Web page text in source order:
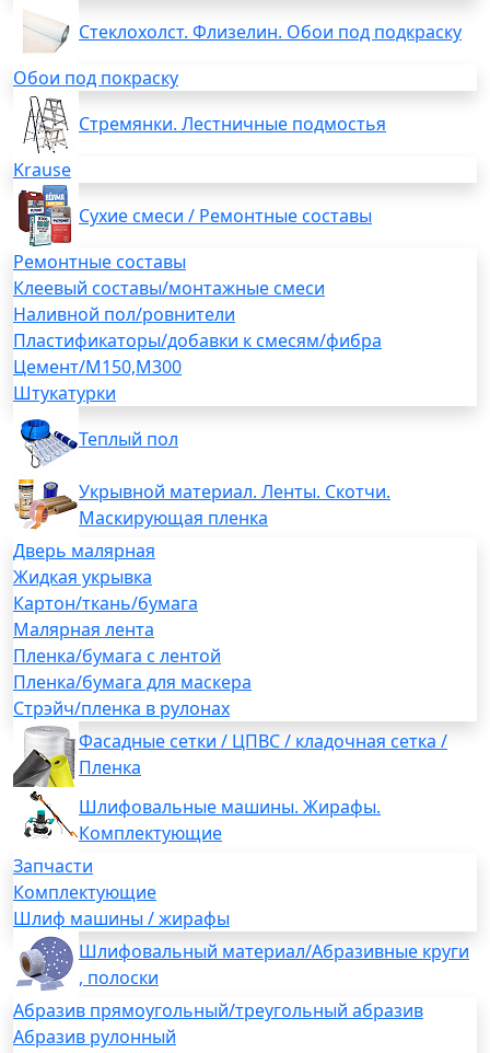
Стеклохолст. Флизелин. Обои под подкраску
Обои под покраску
Стремянки. Лестничные подмостья
Krause
Сухие смеси / Ремонтные составы
Ремонтные составы
Клеевый составы/монтажные смеси
Наливной пол/ровнители
Пластификаторы/добавки к смесям/фибра
Цемент/М150,М300
Штукатурки
Теплый пол
Укрывной материал. Ленты. Скотчи.
Маскирующая пленка
Дверь малярная
Жидкая укрывка
Картон/ткань/бумага
Малярная лента
Пленка/бумага с лентой
Пленка/бумага для маскера
Стрэйч/пленка в рулонах
Фасадные сетки / ЦПВС / кладочная сетка /
Пленка
Шлифовальные машины. Жирафы.
Комплектующие
Запчасти
Комплектующие
Шлиф машины / жирафы
Шлифовальный материал/Абразивные круги
, полоски
Абразив прямоугольный/треугольный абразив
Абразив рулонный